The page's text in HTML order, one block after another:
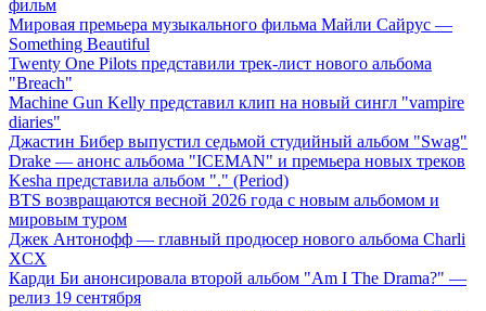
фильм
Мировая премьера музыкального фильма Майли Сайрус —
Something Beautiful
Twenty One Pilots представили трек-лист нового альбома
"Breach"
Machine Gun Kelly представил клип на новый сингл "vampire
diaries"
Джастин Бибер выпустил седьмой студийный альбом "Swag"
Drake — анонс альбома "ICEMAN" и премьера новых треков
Kesha представила альбом "." (Period)
BTS возвращаются весной 2026 года с новым альбомом и
мировым туром
Джек Антонофф — главный продюсер нового альбома Charli
XCX
Карди Би анонсировала второй альбом "Am I The Drama?" —
релиз 19 сентября